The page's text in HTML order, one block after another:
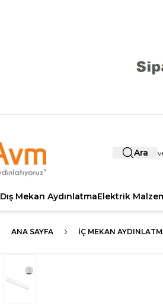
Ara
Dış Mekan AydınlatmaElektrik
ANA SAYFA İÇ MEKAN